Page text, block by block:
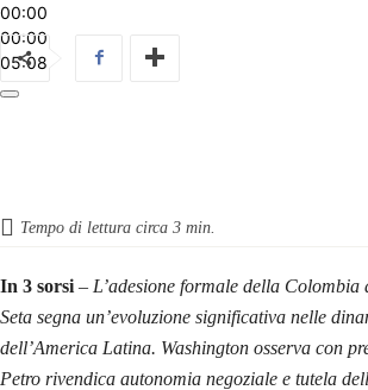
00:00
00:00
05:08
Tempo di lettura circa 3 min.
In 3 sorsi – L’adesione formale della
Seta segna un’evoluzione significativa nelle
dell’America Latina. Washington osserva con
Petro rivendica autonomia negoziale e tutela